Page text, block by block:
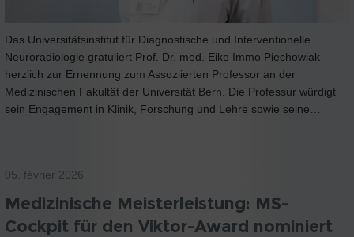
Das Universitätsinstitut für Diagnostische und Interventionelle
Neuroradiologie gratuliert Prof. Dr. med. Eike Immo Piechowiak
herzlich zur Ernennung zum Assoziierten Professor an der
Medizinischen Fakultät der Universität Bern. Die Professur würdigt
sein Engagement in Klinik, Forschung und Lehre sowie seine…
05. février 2026
Medizinische Meisterleistung: MS-
Cockpit für den Viktor-Award nominiert